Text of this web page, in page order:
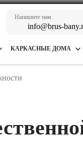
Напишите нам
info@brus-
КАРКАСНЫЕ ДОМА